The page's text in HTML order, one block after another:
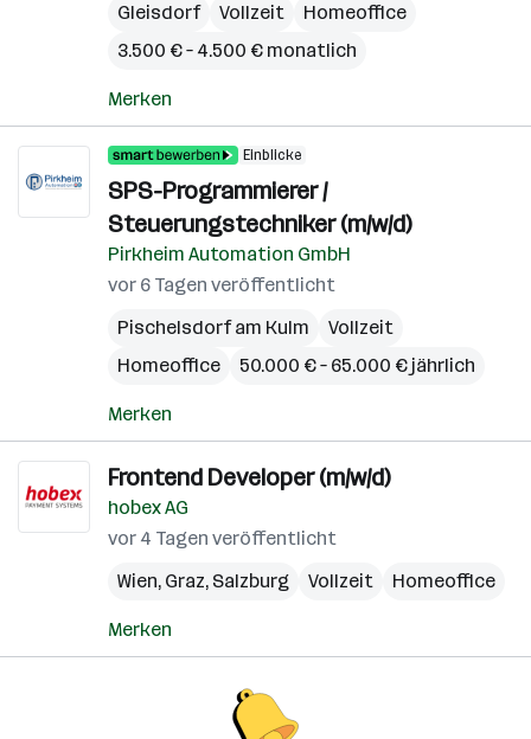
Gleisdorf
Vollzeit
Homeoffice
3.500 € – 4.500 € monatlich
Merken
Einblicke
SPS-Programmierer /
Steuerungstechniker (m/w/d)
Pirkheim Automation GmbH
vor 6 Tagen veröffentlicht
Pischelsdorf am Kulm
Vollzeit
Homeoffice
50.000 € – 65.000 € jährlich
Merken
Frontend Developer (m/w/d)
hobex AG
vor 4 Tagen veröffentlicht
Wien, Graz, Salzburg Vollzeit Homeoffice
Merken